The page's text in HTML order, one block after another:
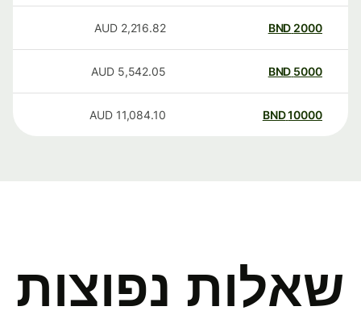
2000
BND
2,216.82
AUD
5000
BND
5,542.05
AUD
10000
BND
11,084.10
AUD
שאלות נפוצות